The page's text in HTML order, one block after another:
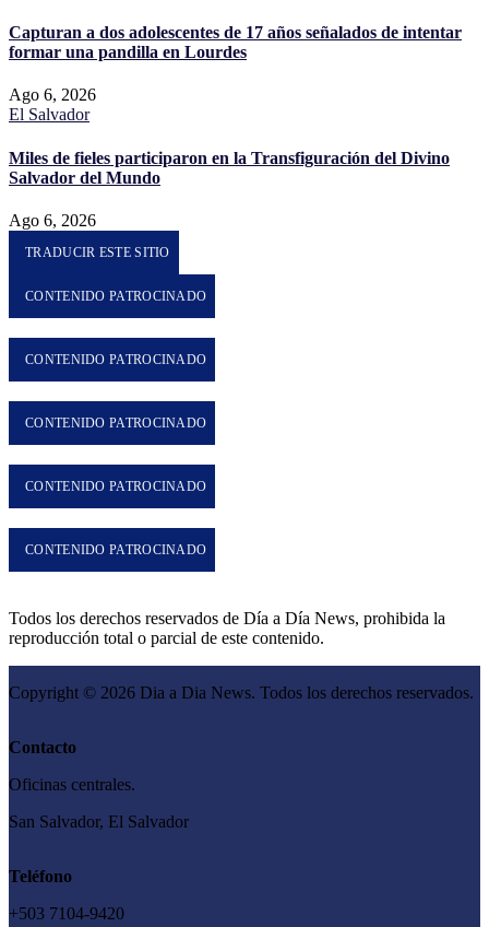
Capturan a dos adolescentes de 17 años señalados de intentar
formar una pandilla en Lourdes
Ago 6, 2026
El Salvador
Miles de fieles participaron en la Transfiguración del Divino
Salvador del Mundo
Ago 6, 2026
TRADUCIR ESTE SITIO
CONTENIDO PATROCINADO
CONTENIDO PATROCINADO
CONTENIDO PATROCINADO
CONTENIDO PATROCINADO
CONTENIDO PATROCINADO
Todos los derechos reservados de Día a Día News, prohibida la
reproducción total o parcial de este contenido.
Copyright © 2026 Dia a Dia News. Todos los derechos reservados.
Contacto
Oficinas centrales.
San Salvador, El Salvador
Teléfono
+503 7104-9420